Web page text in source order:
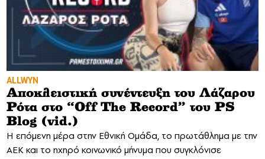
ALLWYN
Αποκλειστική συνέντευξη του Λάζαρου
Ρότα στο “Off The Record” του PS
Blog (vid.)
H επόμενη μέρα στην Εθνική Ομάδα, το πρωτάθλημα με την
ΑΕΚ και το ηχηρό κοινωνικό μήνυμα που συγκλόνισε